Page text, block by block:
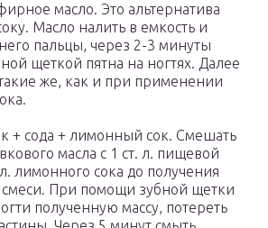
масло. Это альтернатива
Масло налить в емкость и
пальцы, через 2-3 минуты
щеткой пятна на ногтях. Далее
же, как и при применении
+ сода + лимонный сок. Смешать
масла с 1 ст. л. пищевой
лимонного сока до получения
При помощи зубной щетки
полученную массу, потереть